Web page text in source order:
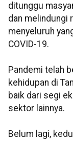
ditunggu
dan melindungi
menyeluruh
COVID-19.
Pandemi telah
kehidupan di
baik dari segi
sektor lainnya.
Belum lagi,